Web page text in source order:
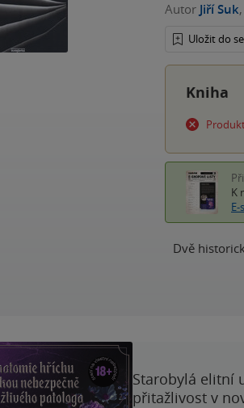
Autor Jiří Suk,
Uložit do
Kniha
K
Dvě
Starobylá elitní
přitažlivost v